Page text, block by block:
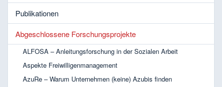
Publikationen
Abgeschlossene Forschungsprojekte
ALFOSA – Anleitungsforschung in der Sozialen Arbeit
Aspekte Freiwilligenmanagement
AzuRe – Warum Unternehmen (keine) Azubis finden